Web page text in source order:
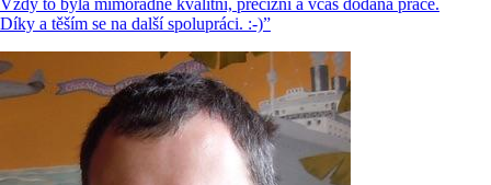
a těším se na další spolupráci. :-)”